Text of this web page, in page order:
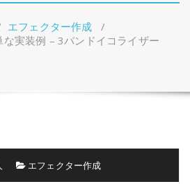
エフェクター作成 /
実装例 – 3バンドイコライザー
エフェクター作成